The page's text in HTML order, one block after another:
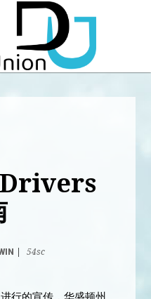
Drivers
54sc